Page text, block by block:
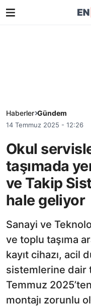
Haberler Gündem
14 Temmuz 2025 - 12:26
Okul
taşımada
ve Takip
hale geliyor
Sanayi ve
ve toplu taşıma
kayıt cihazı, acil
sistemlerine dair
Temmuz
montajı zorunlu